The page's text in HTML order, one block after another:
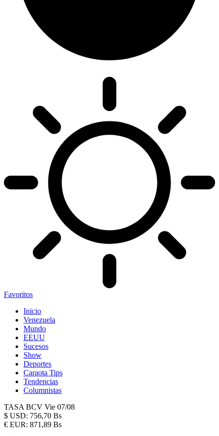
Favoritos
Inicio
Venezuela
Mundo
EEUU
Sucesos
Show
Deportes
Caraota Tips
Tendencias
Columnistas
TASA BCV Vie 07/08
$ USD: 756,70 Bs
€ EUR: 871,89 Bs